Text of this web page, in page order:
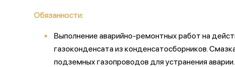
Обязанности:
Выполнение аварийно-ремонтных работ на
газоконденсата из конденсатосборников.
подземных газопроводов для устранения